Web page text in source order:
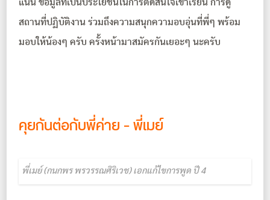
แน่น ข้อมูลที่เป็นประโยชน์ในการตัดสินใจเข้าเรียน การดู
สถานที่ปฏิบัติงาน ร่วมถึงความสนุกความอบอุ่นที่พี่ๆ พร้อม
มอบให้น้องๆ ครับ ครั้งหน้ามาสมัครกันเยอะๆ นะครับ
คุยกันต่อกับพี่ค่าย – พี่เมย์
พี่เมย์ (กนกพร พรวรรณศิริเวช) เอกแก้ไขการพูด ปี 4